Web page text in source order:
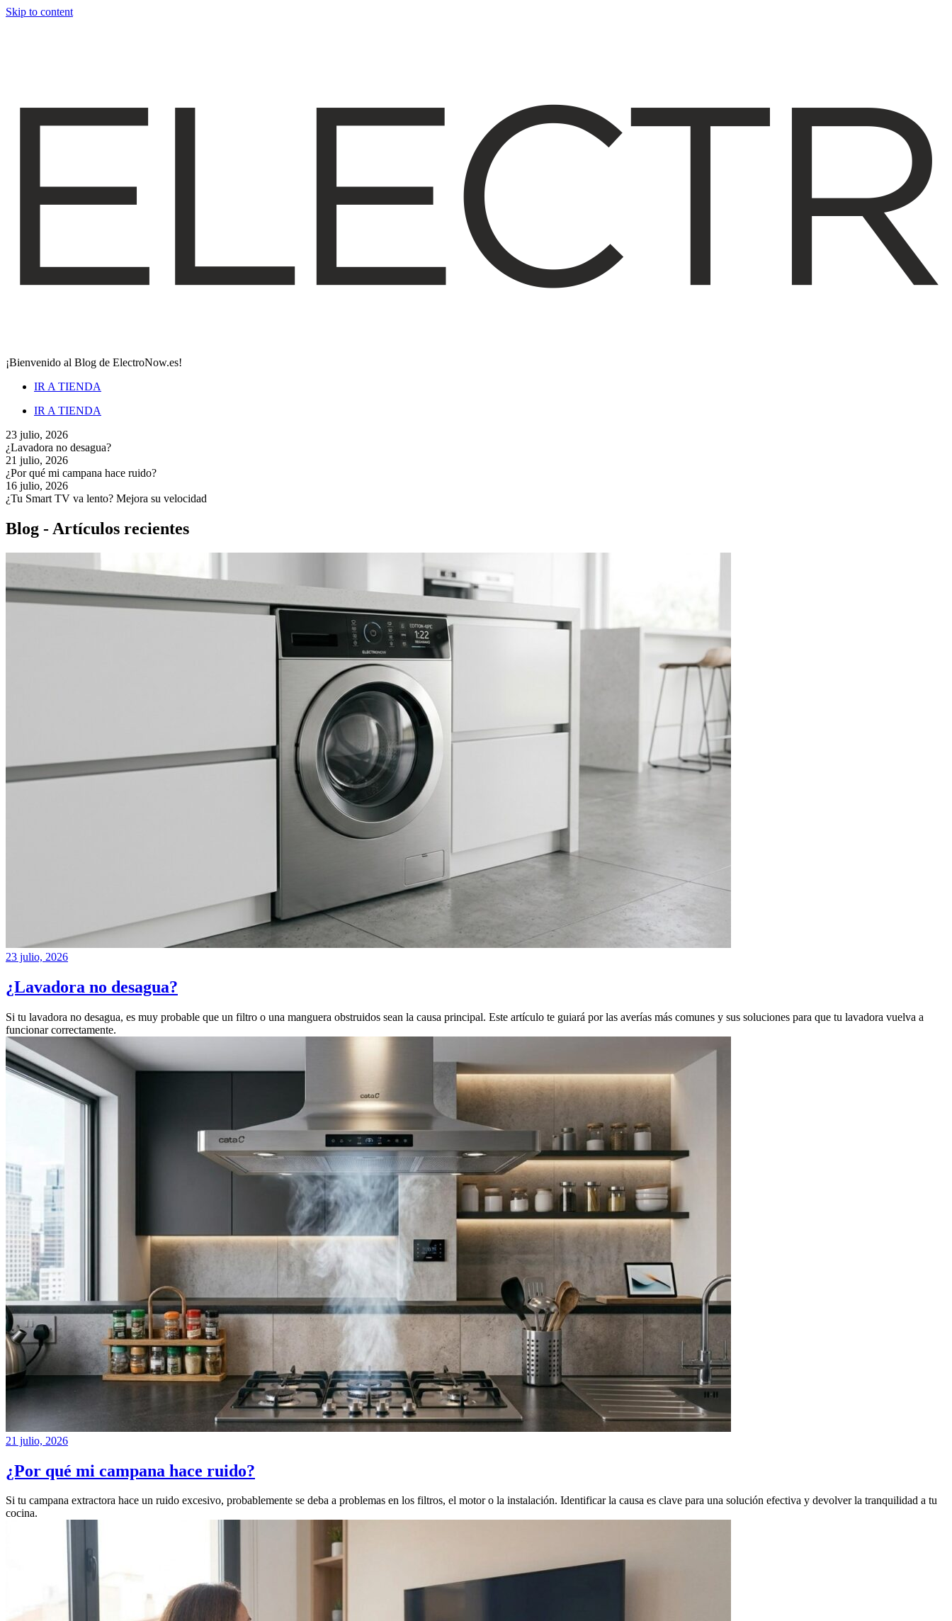
Skip to content
¡Bienvenido al Blog de ElectroNow.es!
IR A TIENDA
IR A TIENDA
23 julio, 2026
¿Lavadora no desagua?
21 julio, 2026
¿Por qué mi campana hace ruido?
16 julio, 2026
¿Tu Smart TV va lento? Mejora su velocidad
Blog - Artículos recientes
23 julio, 2026
¿Lavadora no desagua?
Si tu lavadora no desagua, es muy probable que un filtro o una manguera obstruidos sean la causa principal. Este artículo te guiará por las averías más comunes y sus soluciones para que tu lavadora vuelva a
funcionar correctamente.
21 julio, 2026
¿Por qué mi campana hace ruido?
Si tu campana extractora hace un ruido excesivo, probablemente se deba a problemas en los filtros, el motor o la instalación. Identificar la causa es clave para una solución efectiva y devolver la tranquilidad a tu
cocina.